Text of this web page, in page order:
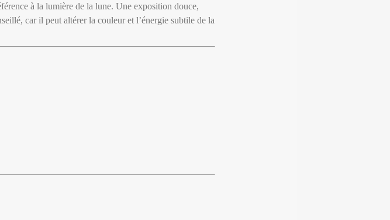
à la lumière de la lune. Une exposition douce,
car il peut altérer la couleur et l’énergie subtile de la